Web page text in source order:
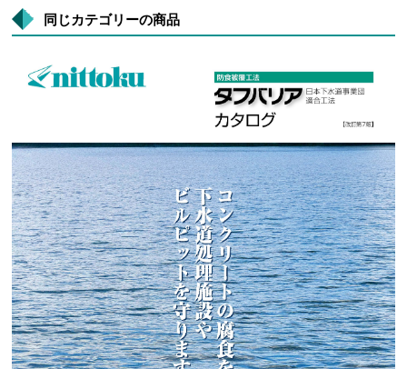
同じカテゴリーの商品